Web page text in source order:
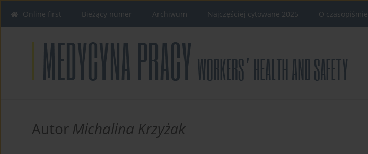
Online first Bieżący numer Archiwum Najczęściej cytowane 2025 O czasopiśmie
Autor Michalina Krzyżak